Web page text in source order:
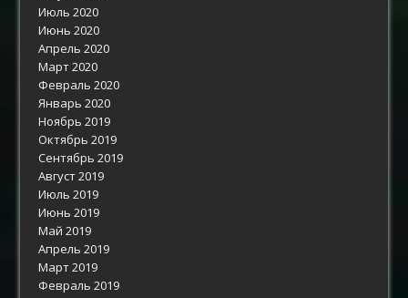
Июль 2020
Июнь 2020
Апрель 2020
Март 2020
Февраль 2020
Январь 2020
Ноябрь 2019
Октябрь 2019
Сентябрь 2019
Август 2019
Июль 2019
Июнь 2019
Май 2019
Апрель 2019
Март 2019
Февраль 2019